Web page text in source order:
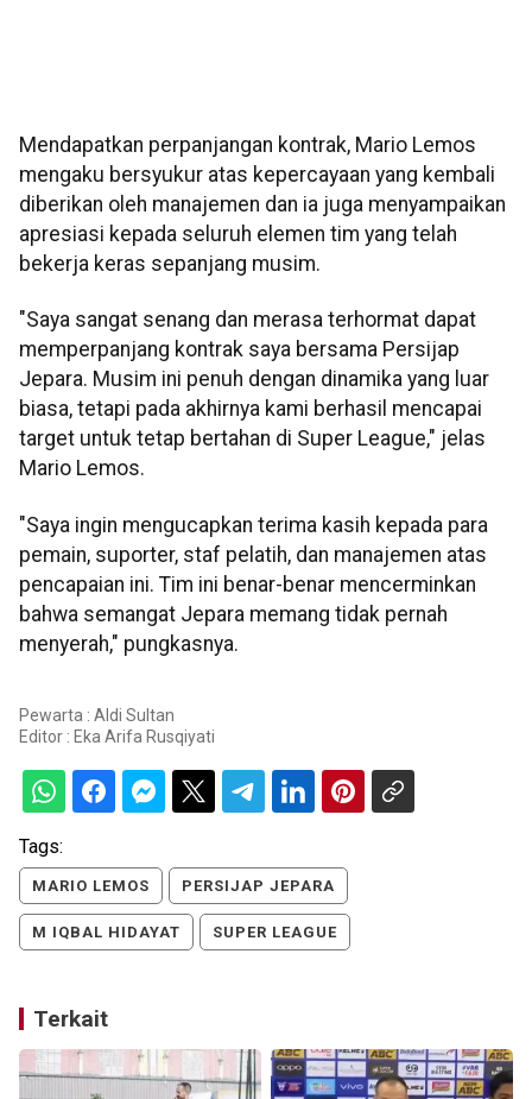
Mendapatkan perpanjangan kontrak, Mario Lemos
mengaku bersyukur atas kepercayaan yang kembali
diberikan oleh manajemen dan ia juga menyampaikan
apresiasi kepada seluruh elemen tim yang telah
bekerja keras sepanjang musim.
"Saya sangat senang dan merasa terhormat dapat
memperpanjang kontrak saya bersama Persijap
Jepara. Musim ini penuh dengan dinamika yang luar
biasa, tetapi pada akhirnya kami berhasil mencapai
target untuk tetap bertahan di Super League," jelas
Mario Lemos.
"Saya ingin mengucapkan terima kasih kepada para
pemain, suporter, staf pelatih, dan manajemen atas
pencapaian ini. Tim ini benar-benar mencerminkan
bahwa semangat Jepara memang tidak pernah
menyerah," pungkasnya.
Pewarta : Aldi Sultan
Editor : Eka Arifa Rusqiyati
Tags:
MARIO LEMOS PERSIJAP JEPARA
M IQBAL HIDAYAT SUPER LEAGUE
Terkait